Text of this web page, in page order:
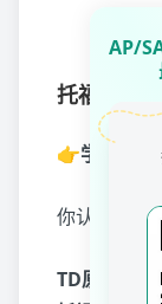
托福写作第
👉学术讨论
你认为让人
TD原创 托
AP/